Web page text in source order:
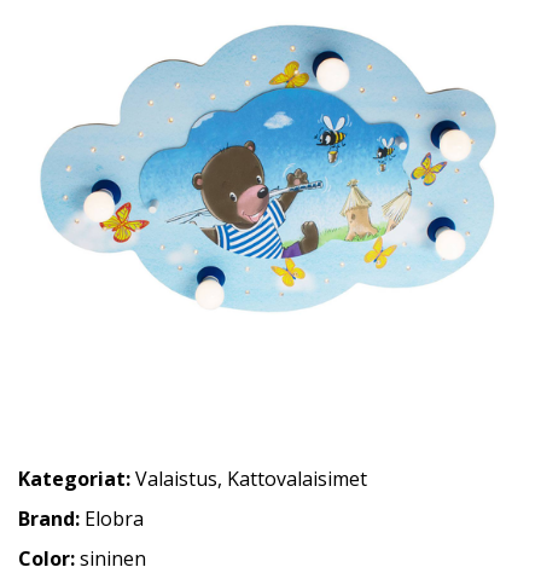
Kategoriat:Valaistus, Kattovalaisimet
Brand: Elobra
Color:sininen